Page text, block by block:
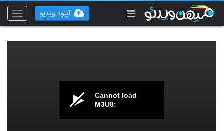
Toggle
آپلود ویدیو
Cannot load
M3U8: